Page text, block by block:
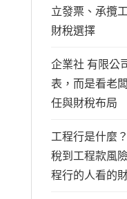
立發票、承攬
財稅選擇
企業社 有限公
表，而是看老
任與財稅布局
工程行是什麼
稅到工程款風
程行的人看的